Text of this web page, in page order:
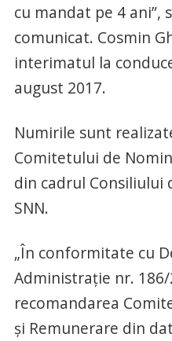
cu mandat pe 4 ani”,
comunicat. Cosmin
interimatul la
august 2017.
Numirile sunt
Comitetului de
din cadrul Consiliului
SNN.
„În conformitate cu
Administraţie nr. 186/
recomandarea
şi Remunerare din